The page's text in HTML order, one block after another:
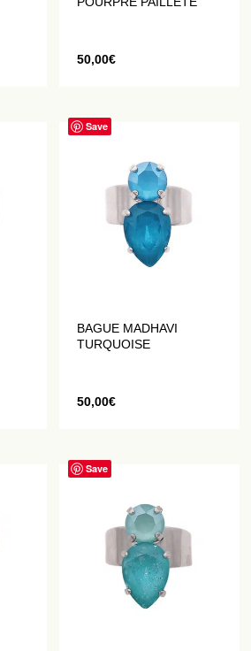
50,00€
Save
BAGUE MADHAVI
TURQUOISE
50,00€
Save